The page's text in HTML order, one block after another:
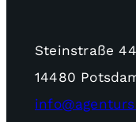
Steinstraße
14480